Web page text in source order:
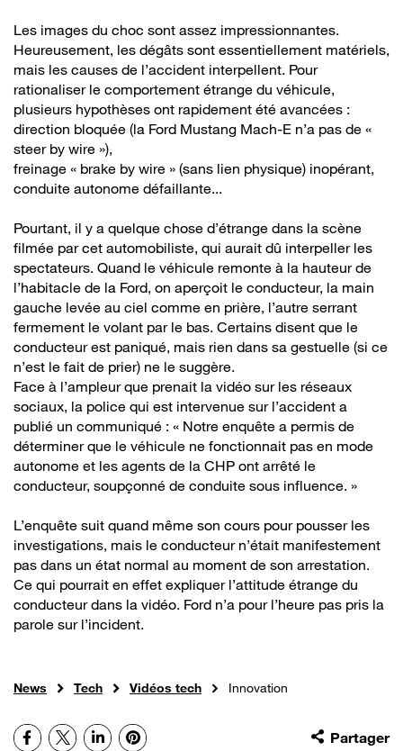
Les images du choc sont assez impressionnantes.
Heureusement, les dégâts sont essentiellement matériels,
mais les causes de l’accident interpellent. Pour
rationaliser le comportement étrange du véhicule,
plusieurs hypothèses ont rapidement été avancées :
direction bloquée (la Ford Mustang Mach-E n’a pas de «
steer by wire »),
freinage « brake by wire » (sans lien physique) inopérant,
conduite autonome défaillante...
Pourtant, il y a quelque chose d’étrange dans la scène
filmée par cet automobiliste, qui aurait dû interpeller les
spectateurs. Quand le véhicule remonte à la hauteur de
l’habitacle de la Ford, on aperçoit le conducteur, la main
gauche levée au ciel comme en prière, l’autre serrant
fermement le volant par le bas. Certains disent que le
conducteur est paniqué, mais rien dans sa gestuelle (si ce
n’est le fait de prier) ne le suggère.
Face à l’ampleur que prenait la vidéo sur les réseaux
sociaux, la police qui est intervenue sur l’accident a
publié un communiqué : « Notre enquête a permis de
déterminer que le véhicule ne fonctionnait pas en mode
autonome et les agents de la CHP ont arrêté le
conducteur, soupçonné de conduite sous influence. »
L’enquête suit quand même son cours pour pousser les
investigations, mais le conducteur n’était manifestement
pas dans un état normal au moment de son arrestation.
Ce qui pourrait en effet expliquer l’attitude étrange du
conducteur dans la vidéo. Ford n’a pour l’heure pas pris la
parole sur l’incident.
News Tech Vidéos tech Innovation
Partager
Facebook
X LinkedInPinterest